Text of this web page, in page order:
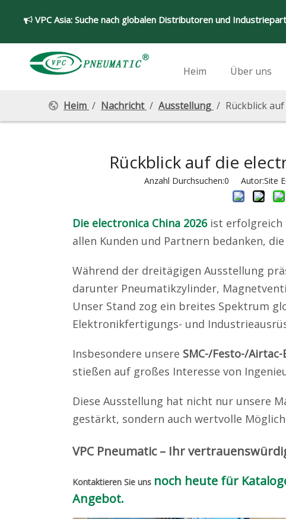
 VPC Asia: Suche nach globalen Distributoren und
Heim Über uns
Heim / Nachricht / Ausstellung / Rückblick
Rückblick auf die
Anzahl Durchsuchen:0 Autor:Site
Die electronica China 2026 ist erfolgreich
allen Kunden und Partnern bedanken,
Während der dreitägigen Ausstellung
darunter Pneumatikzylinder,
Unser Stand zog ein breites Spektrum
Elektronikfertigungs- und
Insbesondere unsere SMC-/Festo-/
stießen auf großes Interesse von
Diese Ausstellung hat nicht nur unsere
gestärkt, sondern auch wertvolle
VPC Pneumatic – Ihr
Kontaktieren Sie uns noch heute für
Angebot.